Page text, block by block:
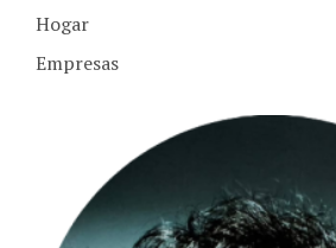
Hogar
Empresas